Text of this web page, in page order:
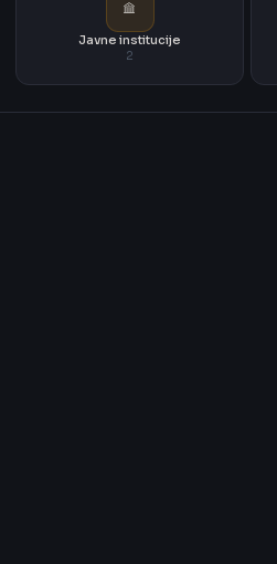
Javne institucije
2